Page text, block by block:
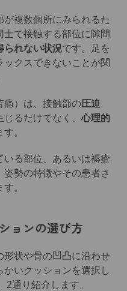
複数個所にみられるた
で接触する部位に隙間
られない状況です。足を
クスできないことが関
）は、接触部の圧迫
じるだけでなく、 心理的
。
る部位、あるいは褥瘡
勢の特徴やその患者さ
。
ョンの選び方
状や骨の凹凸に沿わせ
いクッションを選択し
2通り紹介します。